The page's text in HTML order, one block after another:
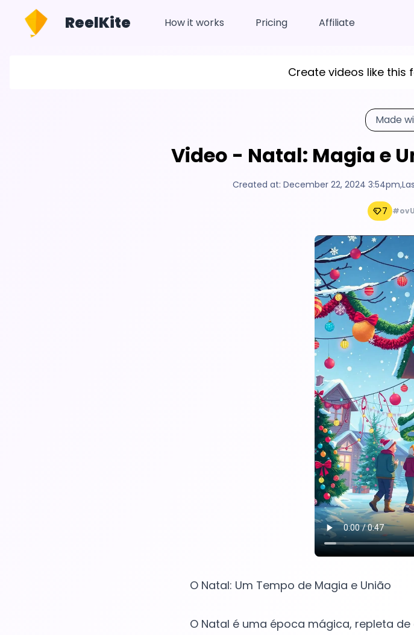
ReelKite How it works Pricing Affiliate
Create videos like this
Made
Video - Natal: Magia e
Created at: December 22, 2024 3:54pm,
7
O Natal: Um Tempo de Magia e União
O Natal é uma época mágica, repleta